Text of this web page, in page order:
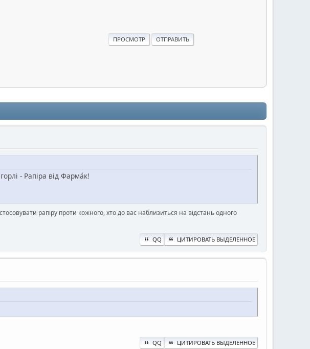
- Рапіра від Фарма́к!
рапіру проти кожного, хто до вас наблизиться на відстань одного
QQ ЦИТИРОВАТЬ ВЫДЕЛЕННОЕ
QQ ЦИТИРОВАТЬ ВЫДЕЛЕННОЕ